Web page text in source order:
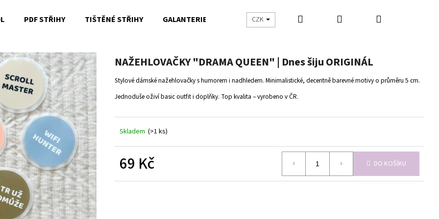
PDF STŘIHY TIŠTĚNÉ STŘIHY GALANTERIE ŠIJEME S DNES ŠIJU
CZK Hledat PřihlášeníNákupní
NAŽEHLOVAČKY "DRAMA QUEEN" | Dnes šiju ORIGINÁL
Stylové dámské nažehlovačky s humorem i nadhledem. Minimalistické, decentně barevné motivy o průměru 5 cm.
Jednoduše oživí basic outfit i doplňky. Top kvalita – vyrobeno v ČR.
Skladem (>1 ks)
69 Kč DO KOŠÍKU
Co potřebujete najít?
HLEDAT
Doporučujeme